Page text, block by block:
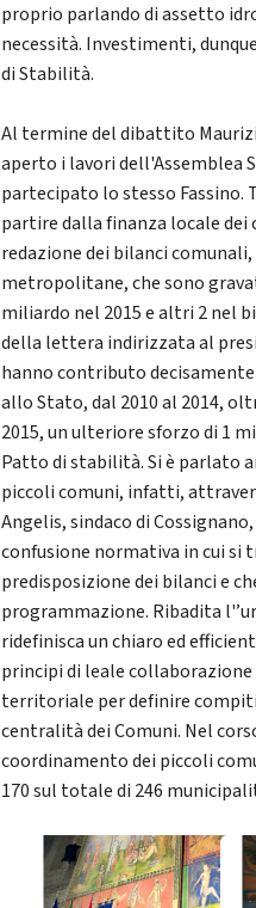
proprio parlando di assetto
necessità. Investimenti,
di Stabilità.
Al termine del dibattito
aperto i lavori dell'Assemblea
partecipato lo stesso
partire dalla finanza locale dei
redazione dei bilanci
metropolitane, che sono
miliardo nel 2015 e altri 2 nel
della lettera indirizzata al
hanno contributo
allo Stato, dal 2010 al 2014,
2015, un ulteriore sforzo di 1
Patto di stabilità. Si è parlato
piccoli comuni, infatti,
Angelis, sindaco di
confusione normativa in cui
predisposizione dei bilanci e
programmazione. Ribadita
ridefinisca un chiaro ed
principi di leale
territoriale per definire compiti
centralità dei Comuni. Nel
coordinamento dei piccoli
170 sul totale di 246